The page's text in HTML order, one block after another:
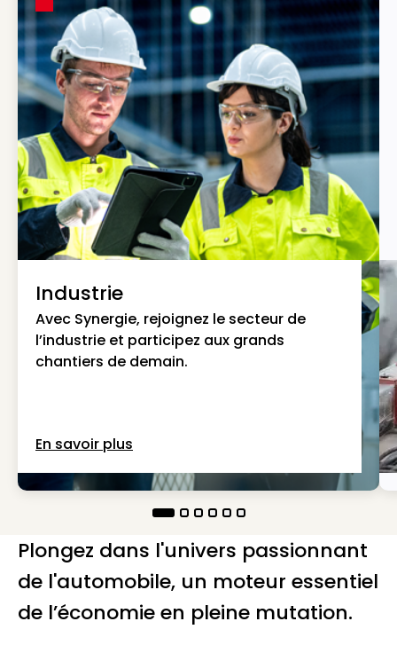
Industrie
Avec Synergie, rejoignez le secteur de
l’industrie et participez aux grands
chantiers de demain.
En savoir plus
Plongez dans l'univers passionnant
de l'automobile, un moteur essentiel
de l’économie en pleine mutation.